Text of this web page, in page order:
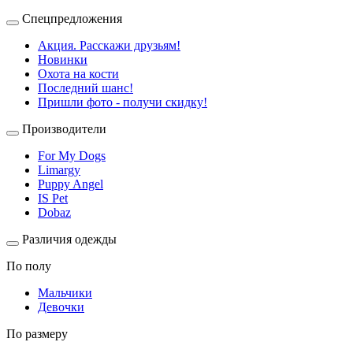
Спецпредложения
Акция. Расскажи друзьям!
Новинки
Охота на кости
Последний шанс!
Пришли фото - получи скидку!
Производители
For My Dogs
Limargy
Puppy Angel
IS Pet
Dobaz
Различия одежды
По полу
Мальчики
Девочки
По размеру